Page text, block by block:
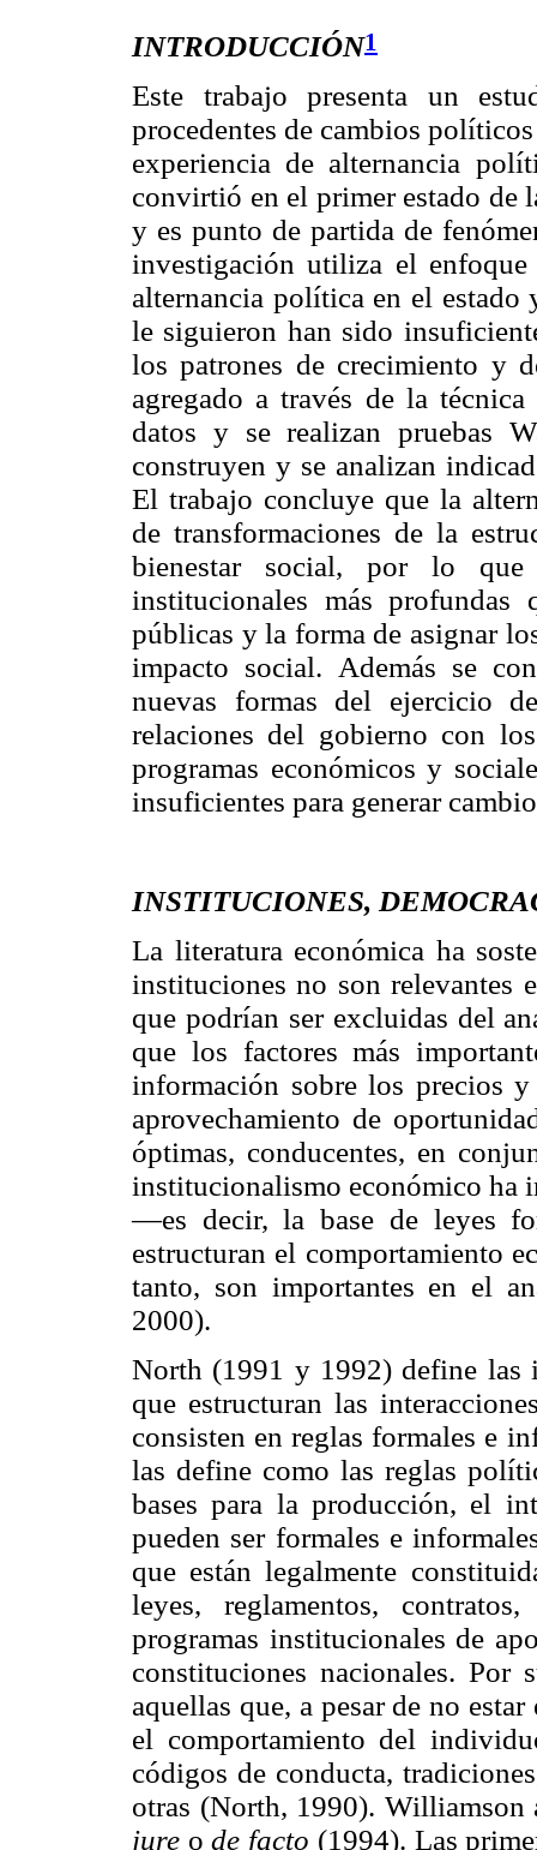
INTRODUCCIÓN1
Este trabajo presenta un
procedentes de cambios
experiencia de alternancia
convirtió en el primer estado de
y es punto de partida de
investigación utiliza el
alternancia política en el estado
le siguieron han sido
los patrones de crecimiento y
agregado a través de la
datos y se realizan pruebas
construyen y se analizan
El trabajo concluye que la
de transformaciones de la
bienestar social, por lo que
institucionales más
públicas y la forma de asignar
impacto social. Además se
nuevas formas del ejercicio
relaciones del gobierno con
programas económicos y
insuficientes para generar
INSTITUCIONES,
La literatura económica ha
instituciones no son relevantes
que podrían ser excluidas del
que los factores más
información sobre los precios
aprovechamiento de
óptimas, conducentes, en
institucionalismo económico ha
—es decir, la base de leyes
estructuran el comportamiento
tanto, son importantes en el
2000).
North (1991 y 1992) define las
que estructuran las
consisten en reglas formales e
las define como las reglas
bases para la producción, el
pueden ser formales e
que están legalmente
leyes, reglamentos,
programas institucionales de
constituciones nacionales. Por
aquellas que, a pesar de no
el comportamiento del
códigos de conducta,
otras (North, 1990). Williamson
jure ode facto (1994). Las